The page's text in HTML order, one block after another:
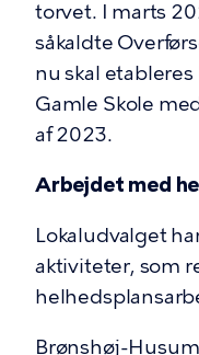
torvet. I marts
såkaldte
nu skal
Gamle Skole
af 2023.
Arbejdet med
Lokaludvalget
aktiviteter, som
Brønshøj-